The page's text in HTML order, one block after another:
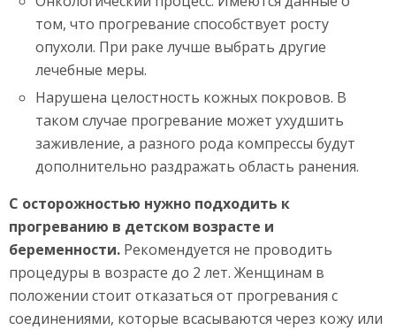
том, что прогревание способствует росту
опухоли. При раке лучше выбрать другие
лечебные меры.
Нарушена целостность кожных покровов. В
таком случае прогревание может ухудшить
заживление, а разного рода компрессы будут
дополнительно раздражать область ранения.
С осторожностью нужно подходить к
прогреванию в детском возрасте и
беременности. Рекомендуется не проводить
процедуры в возрасте до 2 лет. Женщинам в
положении стоит отказаться от прогревания с
соединениями, которые всасываются через кожу или